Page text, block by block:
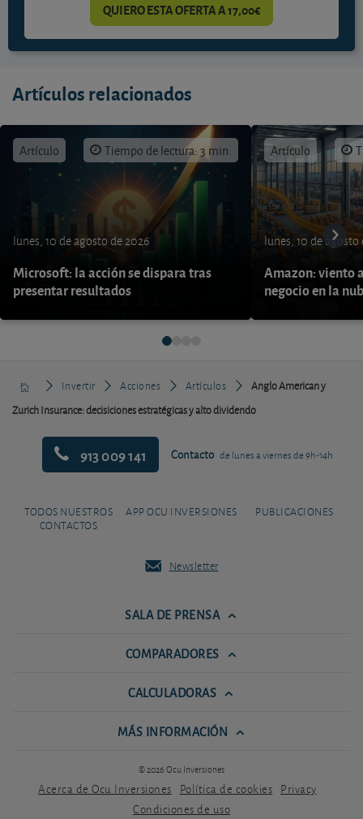
QUIERO ESTA OFERTA A 17,00€
Artículos relacionados
Artículo Tiempo de lectura: 3 min.
lunes, 10 de agosto de 2026
Microsoft: la acción se dispara tras
presentar resultados
Artículo
lunes, 10 de agosto
Amazon: viento
negocio en la
Invertir Acciones Artículos
Anglo American y
Zurich Insurance: decisiciones estratégicas y alto dividendo
913 009 141 Contacto de lunes a viernes de 9h-14h
TODOS NUESTROS
CONTACTOS
APP OCU INVERSIONES PUBLICACIONES
Newsletter
SALA DE PRENSA
COMPARADORES
CALCULADORAS
MÁS INFORMACIÓN
© 2026 Ocu Inversiones
Acerca de Ocu Inversiones Política de cookies Privacy
Condiciones de uso